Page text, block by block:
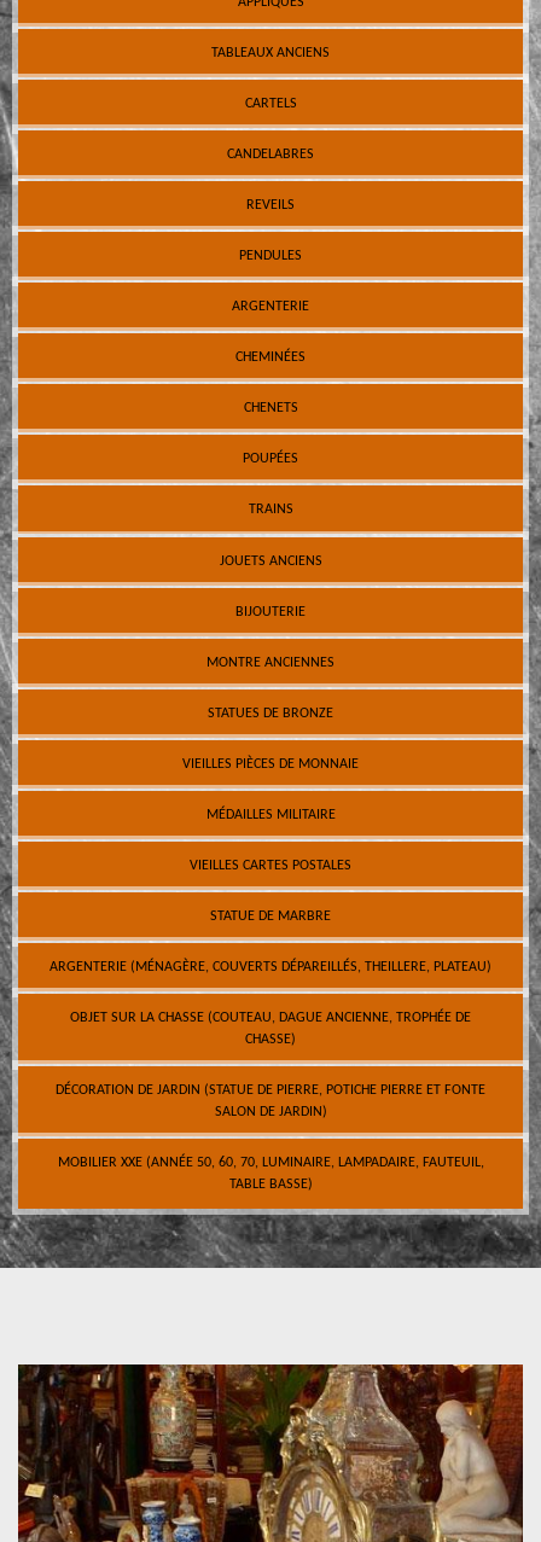
TABLEAUX ANCIENS
CARTELS
CANDELABRES
REVEILS
PENDULES
ARGENTERIE
CHEMINÉES
CHENETS
POUPÉES
TRAINS
JOUETS ANCIENS
BIJOUTERIE
MONTRE ANCIENNES
STATUES DE BRONZE
VIEILLES PIÈCES DE MONNAIE
MÉDAILLES MILITAIRE
VIEILLES CARTES POSTALES
STATUE DE MARBRE
ARGENTERIE (MÉNAGÈRE, COUVERTS DÉPAREILLÉS, THEILLERE, PLATEAU)
OBJET SUR LA CHASSE (COUTEAU, DAGUE ANCIENNE, TROPHÉE DE
CHASSE)
DÉCORATION DE JARDIN (STATUE DE PIERRE, POTICHE PIERRE ET FONTE
SALON DE JARDIN)
MOBILIER XXE (ANNÉE 50, 60, 70, LUMINAIRE, LAMPADAIRE, FAUTEUIL,
TABLE BASSE)